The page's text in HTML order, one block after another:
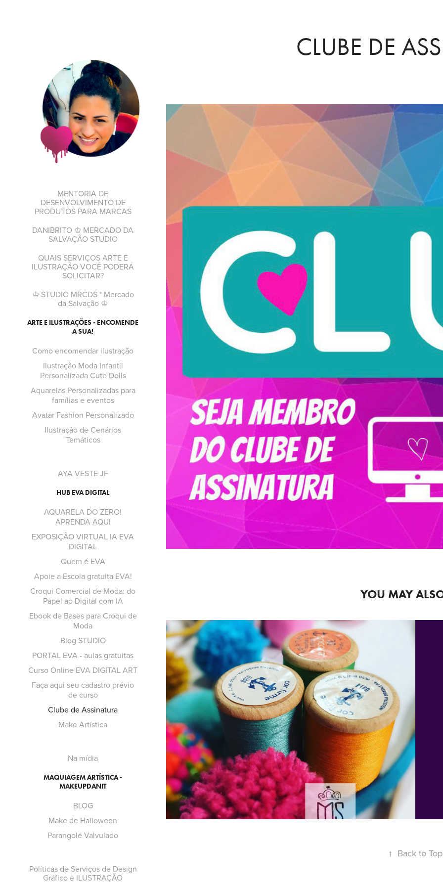
MENTORIA DE
DESENVOLVIMENTO DE
PRODUTOS PARA MARCAS
DANIBRITO ♔ MERCADO DA
SALVAÇÃO STUDIO
QUAIS SERVIÇOS ARTE E
ILUSTRAÇÃO VOCÊ PODERÁ
SOLICITAR?
♔ STUDIO MRCDS * Mercado
da Salvação ♔
ARTE E ILUSTRAÇÕES - ENCOMENDE
A SUA!
Como encomendar ilustração
Ilustração Moda Infantil
Personalizada Cute Dolls
Aquarelas Personalizadas para
famílias e eventos
Avatar Fashion Personalizado
Ilustraçâo de Cenários
Temáticos
AYA VESTE JF
HUB EVA DIGITAL
AQUARELA DO ZERO!
APRENDA AQUI
EXPOSIÇÃO VIRTUAL IA EVA
DIGITAL
Quem é EVA
Apoie a Escola gratuita EVA!
Croqui Comercial de Moda: do
Papel ao Digital com IA
Ebook de Bases para Croqui de
Moda
Blog STUDIO
PORTAL EVA - aulas gratuitas
Curso Online EVA DIGITAL ART
Faça aqui seu cadastro prévio
de curso
Clube de Assinatura
Make Artística
Na mídia
MAQUIAGEM ARTÍSTICA -
MAKEUPDANIT
BLOG
Make de Halloween
Parangolé Valvulado
Políticas de Serviços de Design
Gráfico e ILUSTRAÇÃO
CLUBE DE
YOU MAY
2021
APOIE A ESCOLA
GRATUITA EVA!
↑ Back to Top